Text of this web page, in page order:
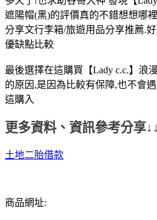
遮陽帽(黑)的評價真的不錯想想哪
分享文行李箱/旅遊用品分享推薦.
優缺點比較
最後選擇在這購買【Lady c.c.】浪
的原因,是因為比較有保障,也不會
這購入
更多資料、資訊參考分享
土地二胎借款
商品網址: